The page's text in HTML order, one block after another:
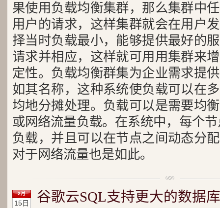
果使用负载均衡集群，那么集群中
用户的请求，这样集群就会在用户
择当时负载最小，能够提供最好的
请求并相应，这样就可用用集群来
定性。负载均衡群集为企业需求提
如其名称，这种系统使负载可以在
均地分摊处理。负载可以是需要均
或网络流量负载。在系统中，每个
负载，并且可以在节点之间动态分
对于网络流量也是如此。
2月
15日 谷歌云SQL支持更大的数据库